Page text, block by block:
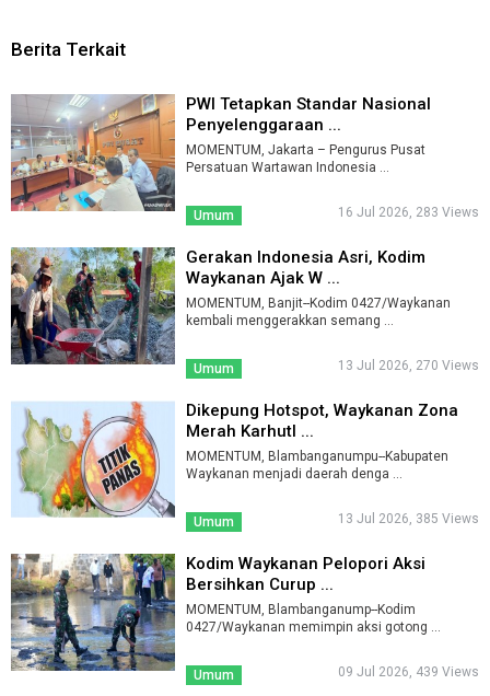
Berita Terkait
PWI Tetapkan Standar Nasional
Penyelenggaraan ...
MOMENTUM, Jakarta – Pengurus Pusat
Persatuan Wartawan Indonesia ...
Umum 16 Jul 2026, 283 Views
Gerakan Indonesia Asri, Kodim
Waykanan Ajak W ...
MOMENTUM, Banjit--Kodim 0427/Waykanan
kembali menggerakkan semang ...
Umum 13 Jul 2026, 270 Views
Dikepung Hotspot, Waykanan Zona
Merah Karhutl ...
MOMENTUM, Blambanganumpu--Kabupaten
Waykanan menjadi daerah denga ...
Umum 13 Jul 2026, 385 Views
Kodim Waykanan Pelopori Aksi
Bersihkan Curup ...
MOMENTUM, Blambanganump--Kodim
0427/Waykanan memimpin aksi gotong ...
Umum 09 Jul 2026, 439 Views